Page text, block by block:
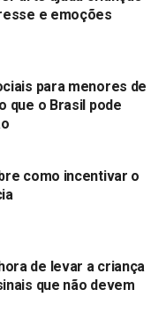
e emoções
para menores de
que o Brasil pode
como incentivar o
de levar a criança
que não devem